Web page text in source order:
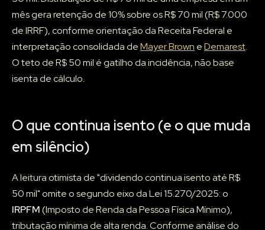
mês gera retenção de 10% sobre os R$ 70 mil (R$ 7.000
de IRRF), conforme orientação da Receita Federal e
interpretação consolidada deMayer Brown eDemarest.
O teto de R$ 50 mil é gatilho da incidência, não base
isenta de cálculo.
O que continua isento (e o que muda
em silêncio)
A leitura otimista de "dividendo continua isento até R$
50 mil" omite o segundo eixo da Lei 15.270/2025: o
IRPFM(Imposto de Renda da Pessoa Física Mínimo),
tributação mínima de alta renda. Conforme análise do